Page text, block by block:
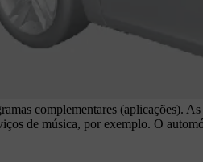
complementares (aplicações).
de música, por exemplo. O